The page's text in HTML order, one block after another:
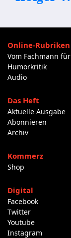
Online-Rubriken
Vom Fachmann
Humorkritik
Audio
Das Heft
Aktuelle Ausgabe
Abonnieren
Archiv
Kommerz
Shop
Digital
Facebook
Twitter
Youtube
Instagram